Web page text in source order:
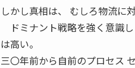
しかし真相は、 むしろ物流に
ドミナント戦略を強く意識
は高い。
三〇年前から自前のプロセス